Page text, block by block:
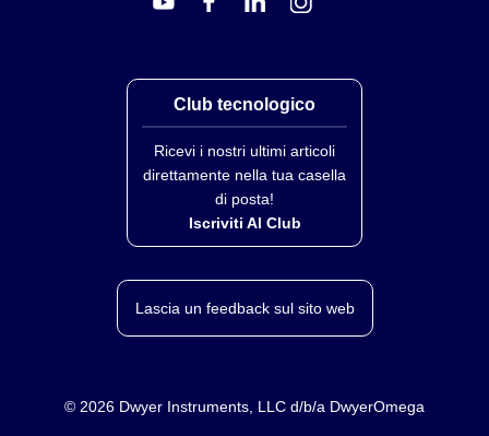
Club tecnologico
Ricevi i nostri ultimi articoli
direttamente nella tua casella
di posta!
Iscriviti Al Club
Lascia un feedback sul sito web
© 2026 Dwyer Instruments, LLC d/b/a DwyerOmega